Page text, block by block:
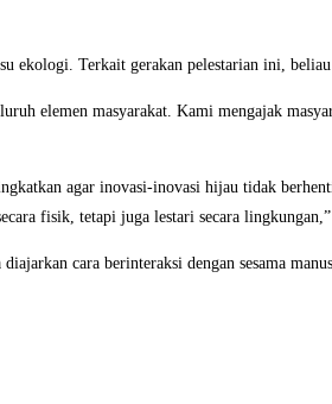
Terkait gerakan pelestarian ini, beliau
elemen masyarakat. Kami mengajak
agar inovasi-inovasi hijau tidak
fisik, tetapi juga lestari secara
cara berinteraksi dengan sesama